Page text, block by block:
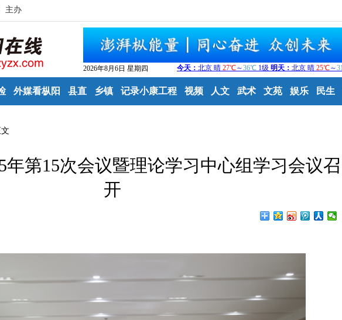
主办
2026年8月6日 星期四
外媒看枞阳 县直 乡镇 记录小康工程 视频 人文 武术 文苑 娱乐 民生
年第15次会议暨理论学习中心组学习会议召
开